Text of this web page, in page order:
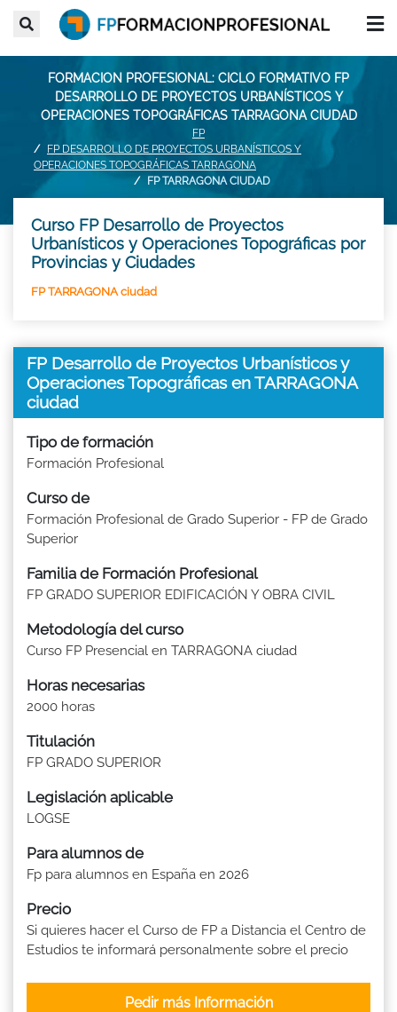
FORMACION PROFESIONAL: CICLO FORMATIVO FP
DESARROLLO DE PROYECTOS URBANÍSTICOS Y
OPERACIONES TOPOGRÁFICAS TARRAGONA CIUDAD
FP
FP DESARROLLO DE PROYECTOS URBANÍSTICOS Y
OPERACIONES TOPOGRÁFICAS TARRAGONA
FP TARRAGONA CIUDAD
Curso FP Desarrollo de Proyectos
Urbanísticos y Operaciones Topográficas por
Provincias y Ciudades
FP TARRAGONA ciudad
FP Desarrollo de Proyectos Urbanísticos y
Operaciones Topográficas en TARRAGONA
ciudad
Tipo de formación
Formación Profesional
Curso de
Formación Profesional de Grado Superior - FP de Grado
Superior
Familia de Formación Profesional
FP GRADO SUPERIOR EDIFICACIÓN Y OBRA CIVIL
Metodología del curso
Curso FP Presencial en TARRAGONA ciudad
Horas necesarias
2000 horas
Titulación
FP GRADO SUPERIOR
Legislación aplicable
LOGSE
Para alumnos de
Fp para alumnos en España en 2026
Precio
Si quieres hacer el Curso de FP a Distancia el Centro de
Estudios te informará personalmente sobre el precio
Pedir más Información